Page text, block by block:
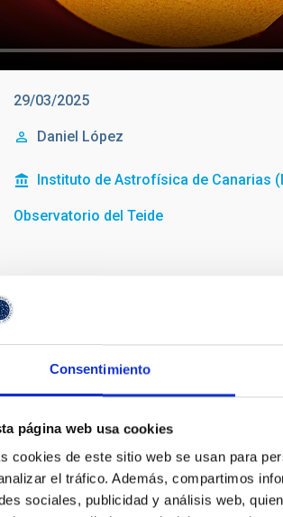
Consentimiento
página web usa cookies
cookies de este sitio web se usan para
el tráfico. Además, compartimos
sociales, publicidad y análisis web,
29/03/2025
Daniel López
Instituto de Astrofísica de Canarias
Observatorio del Teide
of 29 March 2025 obtained from the